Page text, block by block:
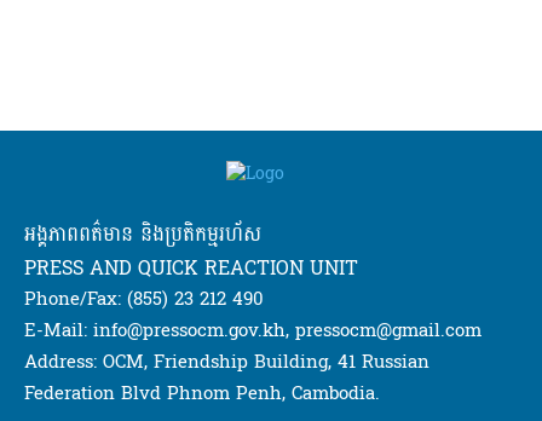
អង្គភាពពត៌មាន និងប្រតិកម្មរហ័ស
PRESS AND QUICK REACTION UNIT
Phone/Fax: (855) 23 212 490
E-Mail: info@pressocm.gov.kh, pressocm@gmail.com
Address: OCM, Friendship Building, 41 Russian
Federation Blvd Phnom Penh, Cambodia.